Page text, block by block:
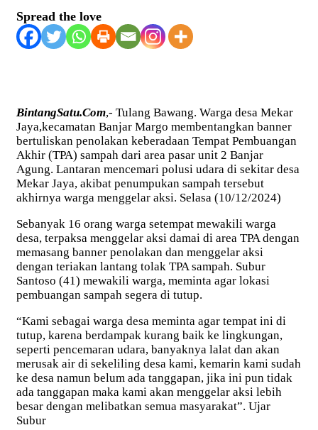
Spread the love
BintangSatu.Com,- Tulang Bawang. Warga desa Mekar
Jaya,kecamatan Banjar Margo membentangkan banner
bertuliskan penolakan keberadaan Tempat Pembuangan
Akhir (TPA) sampah dari area pasar unit 2 Banjar
Agung. Lantaran mencemari polusi udara di sekitar desa
Mekar Jaya, akibat penumpukan sampah tersebut
akhirnya warga menggelar aksi. Selasa (10/12/2024)
Sebanyak 16 orang warga setempat mewakili warga
desa, terpaksa menggelar aksi damai di area TPA dengan
memasang banner penolakan dan menggelar aksi
dengan teriakan lantang tolak TPA sampah. Subur
Santoso (41) mewakili warga, meminta agar lokasi
pembuangan sampah segera di tutup.
“Kami sebagai warga desa meminta agar tempat ini di
tutup, karena berdampak kurang baik ke lingkungan,
seperti pencemaran udara, banyaknya lalat dan akan
merusak air di sekeliling desa kami, kemarin kami sudah
ke desa namun belum ada tanggapan, jika ini pun tidak
ada tanggapan maka kami akan menggelar aksi lebih
besar dengan melibatkan semua masyarakat”. Ujar
Subur